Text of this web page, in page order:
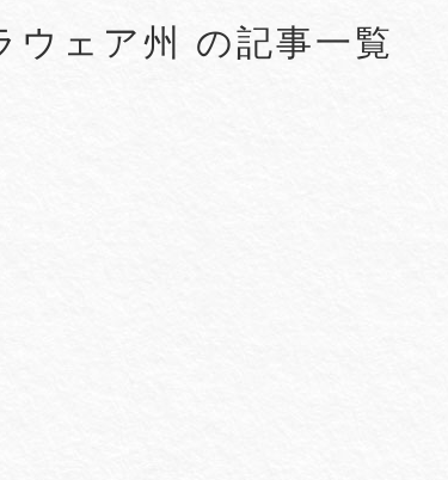
#Arbitration #ASEAN
ウェア州 の記事一覧